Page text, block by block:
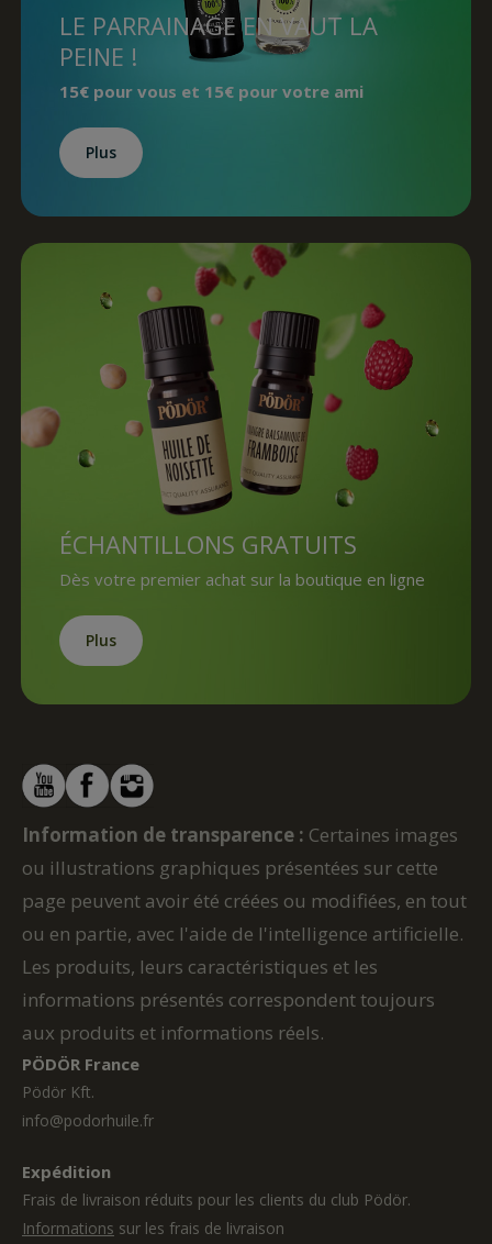
LE PARRAINAGE EN VAUT LA
PEINE !
15€ pour vous et 15€ pour votre ami
Plus
ÉCHANTILLONS GRATUITS
Dès votre premier achat sur la boutique en ligne
Plus
Information de transparence : Certaines images
ou illustrations graphiques présentées sur cette
page peuvent avoir été créées ou modifiées, en tout
ou en partie, avec l'aide de l'intelligence artificielle.
Les produits, leurs caractéristiques et les
informations présentés correspondent toujours
aux produits et informations réels.
PÖDÖR France
Pödör Kft.
info@podorhuile.fr
Expédition
Frais de livraison réduits pour les clients du club Pödör.
Informations sur les frais de livraison